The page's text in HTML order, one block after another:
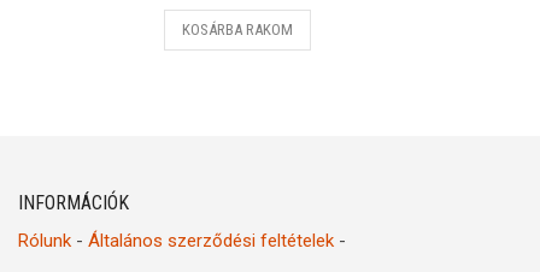
KOSÁRBA RAKOM
INFORMÁCIÓK
Rólunk - Általános szerződési feltételek -